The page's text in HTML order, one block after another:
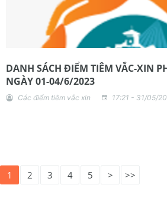
DANH SÁCH ĐIỂM TIÊM VẮC-XIN
NGÀY 01-04/6/2023
Các điểm tiêm vắc xin 17:21 - 31/05/
1 2 3 4 5 > >>